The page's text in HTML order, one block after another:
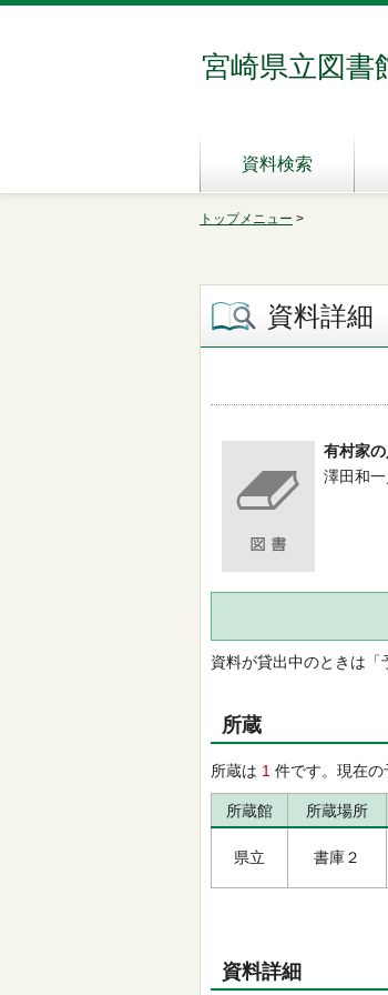
宮崎県立図書
資料検索
トップメニュー >
資料詳細
有村家の
澤田和
資料が貸出中のときは「
所蔵
所蔵は 1 件です。現在の
所蔵館 所蔵場所
県立 書庫２
資料詳細